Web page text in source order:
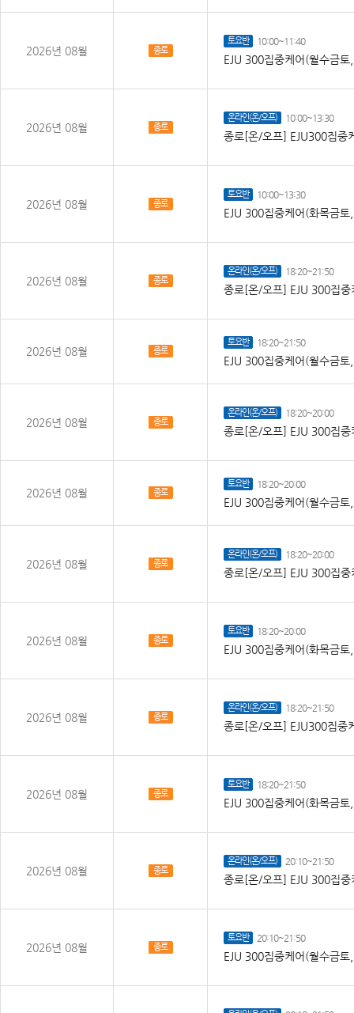
2026년 08월 종로
토요반 10:00~11:40
EJU 300집중케어(월수금
2026년 08월 종로
온라인(온/오프) 10:00~13:30
종로[온/오프] EJU300집
2026년 08월 종로
토요반 10:00~13:30
EJU 300집중케어(화목금
2026년 08월 종로
온라인(온/오프) 18:20~21:50
종로[온/오프] EJU 300집
2026년 08월 종로
토요반 18:20~21:50
EJU 300집중케어(월수금
2026년 08월 종로
온라인(온/오프) 18:20~20:00
종로[온/오프] EJU 300집
2026년 08월 종로
토요반 18:20~20:00
EJU 300집중케어(월수금
2026년 08월 종로
온라인(온/오프) 18:20~20:00
종로[온/오프] EJU 300집
2026년 08월 종로
토요반 18:20~20:00
EJU 300집중케어(화목금
2026년 08월 종로
온라인(온/오프) 18:20~21:50
종로[온/오프] EJU300집
2026년 08월 종로
토요반 18:20~21:50
EJU 300집중케어(화목금
2026년 08월 종로
온라인(온/오프) 20:10~21:50
종로[온/오프] EJU 300집
2026년 08월 종로
토요반 20:10~21:50
EJU 300집중케어(월수금